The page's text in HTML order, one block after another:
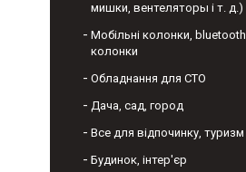
мишки, вентеляторы і т. д.)
Мобільні колонки, bluetooth
колонки
Обладнання для СТО
Дача, сад, город
Все для відпочинку, туризм
Будинок, інтер'єр